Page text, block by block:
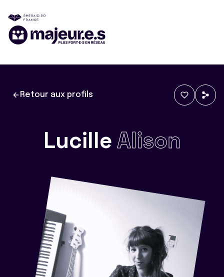
Retour aux profils
LucilleAlison